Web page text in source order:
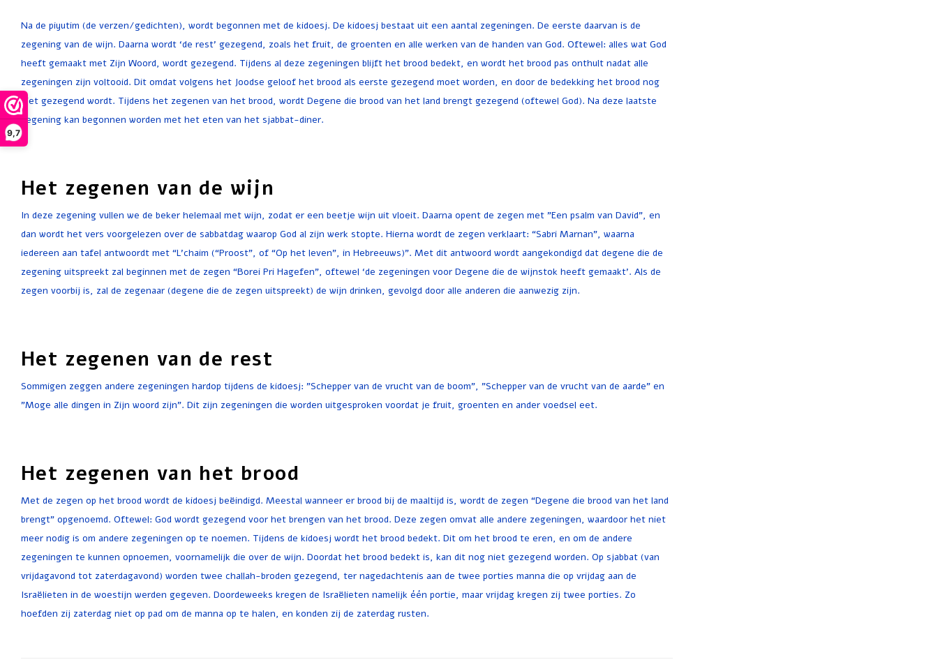
9,7
Na de piyutim (de verzen/gedichten), wordt begonnen met de kidoesj. De kidoesj bestaat uit een aantal zegeningen. De eerste daarvan is de
zegening van de wijn. Daarna wordt ‘de rest’ gezegend, zoals het fruit, de groenten en alle werken van de handen van God. Oftewel: alles wat God
heeft gemaakt met Zijn Woord, wordt gezegend. Tijdens al deze zegeningen blijft het brood bedekt, en wordt het brood pas onthult nadat alle
zegeningen zijn voltooid. Dit omdat volgens het Joodse geloof het brood als eerste gezegend moet worden, en door de bedekking het brood nog
niet gezegend wordt. Tijdens het zegenen van het brood, wordt Degene die brood van het land brengt gezegend (oftewel God). Na deze laatste
zegening kan begonnen worden met het eten van het sjabbat-diner.
Het zegenen van de wijn
In deze zegening vullen we de beker helemaal met wijn, zodat er een beetje wijn uit vloeit. Daarna opent de zegen met "Een psalm van David", en
dan wordt het vers voorgelezen over de sabbatdag waarop God al zijn werk stopte. Hierna wordt de zegen verklaart: “Sabri Marnan”, waarna
iedereen aan tafel antwoordt met “L’chaim (“Proost”, of “Op het leven”, in Hebreeuws)”. Met dit antwoord wordt aangekondigd dat degene die de
zegening uitspreekt zal beginnen met de zegen “Borei Pri Hagefen”, oftewel ‘de zegeningen voor Degene die de wijnstok heeft gemaakt’. Als de
zegen voorbij is, zal de zegenaar (degene die de zegen uitspreekt) de wijn drinken, gevolgd door alle anderen die aanwezig zijn.
Het zegenen van de rest
Sommigen zeggen andere zegeningen hardop tijdens de kidoesj: "Schepper van de vrucht van de boom", "Schepper van de vrucht van de aarde" en
"Moge alle dingen in Zijn woord zijn". Dit zijn zegeningen die worden uitgesproken voordat je fruit, groenten en ander voedsel eet.
Het zegenen van het brood
Met de zegen op het brood wordt de kidoesj beëindigd. Meestal wanneer er brood bij de maaltijd is, wordt de zegen “Degene die brood van het land
brengt” opgenoemd. Oftewel: God wordt gezegend voor het brengen van het brood. Deze zegen omvat alle andere zegeningen, waardoor het niet
meer nodig is om andere zegeningen op te noemen. Tijdens de kidoesj wordt het brood bedekt. Dit om het brood te eren, en om de andere
zegeningen te kunnen opnoemen, voornamelijk die over de wijn. Doordat het brood bedekt is, kan dit nog niet gezegend worden. Op sjabbat (van
vrijdagavond tot zaterdagavond) worden twee challah-broden gezegend, ter nagedachtenis aan de twee porties manna die op vrijdag aan de
Israëlieten in de woestijn werden gegeven. Doordeweeks kregen de Israëlieten namelijk één portie, maar vrijdag kregen zij twee porties. Zo
hoefden zij zaterdag niet op pad om de manna op te halen, en konden zij de zaterdag rusten.